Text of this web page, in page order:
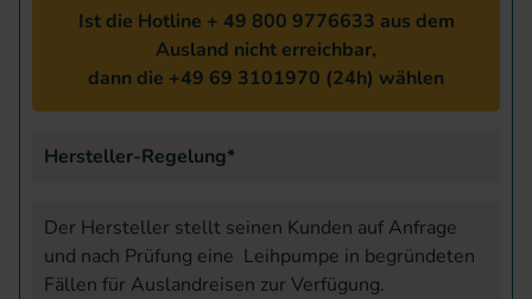
Ist die Hotline + 49 800 9776633 aus dem
Ausland nicht erreichbar,
dann die +49 69 3101970 (24h) wählen
Hersteller-Regelung*
Der Hersteller stellt seinen Kunden auf Anfrage
und nach Prüfung eine Leihpumpe in begründeten
Fällen für Auslandreisen zur Verfügung.